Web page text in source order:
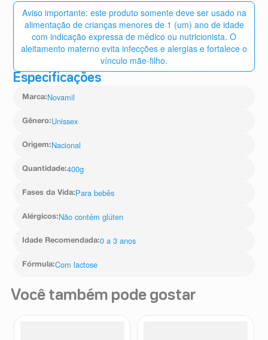
superfície de preparo, ferva a mamadeira e seus
acessórios durante 5 minutos ou use um esterilizador.
Em seguida ferva água potável por 5 minutos e deixe
esfriar por 15 minutos, até que fique na temperatura
adequada de 70°C.
Despeje na mamadeira a quantidade de água indicada
nas instruções de uso junto ao número de medidas da
fórmula conforme as instruções de uso, depois agite a
mamadeira para misturar o produto e espere chegar na
temperatura adequada para oferecer a criança, a fim de
evitar queimaduras. Feche bem a lata após o uso.
Aviso importante: este produto somente deve ser usado na
alimentação de crianças menores de 1 (um) ano de idade
com indicação expressa de médico ou nutricionista. O
aleitamento materno evita infecções e alergias e fortalece o
vínculo mãe-filho.
Especificações
Marca:Novamil
Gênero:Unissex
Origem:Nacional
Quantidade:400g
Fases da Vida:Para bebês
Alérgicos:Não contém glúten
Idade Recomendada:0 a 3 anos
Fórmula:Com lactose
Você também pode gostar